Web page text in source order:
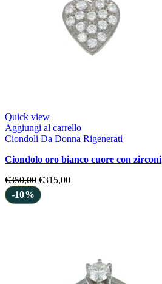
Quick view
Aggiungi al carrello
Ciondoli Da Donna Rigenerati
ciondolo oro bianco cuore con zirconi
€350,00 €315,00
-10%